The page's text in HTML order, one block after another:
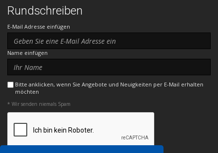
Rundschreiben
E-Mail Adresse einfügen
Name einfügen
Bitte anklicken, wenn Sie Angebote und Neuigkeiten per E-Mail erhalten
möchten
* Wir senden niemals Spam